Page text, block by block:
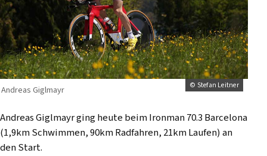
© Stefan Leitner
Andreas Giglmayr
Andreas Giglmayr ging heute beim Ironman 70.3 Barcelona
(1,9km Schwimmen, 90km Radfahren, 21km Laufen) an
den Start.